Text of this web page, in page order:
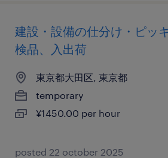
建設・設備の仕分け・ピッ
検品、入出荷
東京都大田区, 東京都
temporary
¥1450.00 per hour
posted 22 october 2025